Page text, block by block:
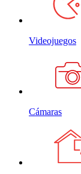
Videojuegos
Cámaras